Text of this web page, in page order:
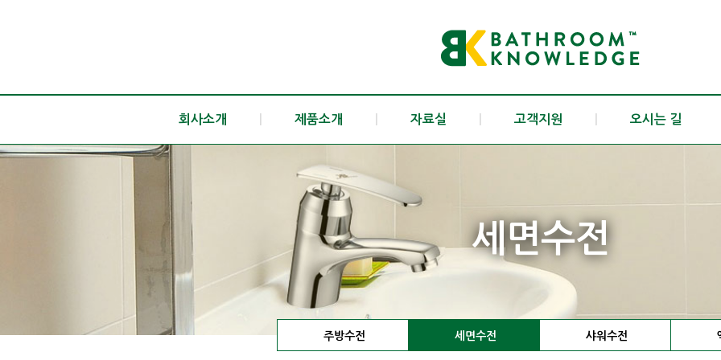
회사소개 제품소개 자료실 고객지원 오시는 길
세면수전
주방수전 세면수전 샤워수전